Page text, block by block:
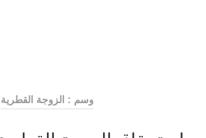
وسم : الزوجة القطرية